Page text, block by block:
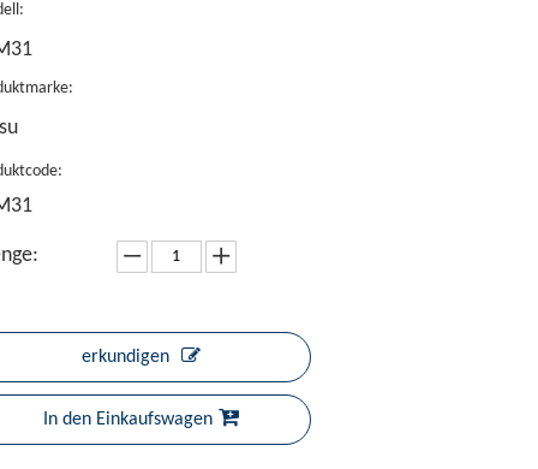
erkundigen
In den Einkaufswagen